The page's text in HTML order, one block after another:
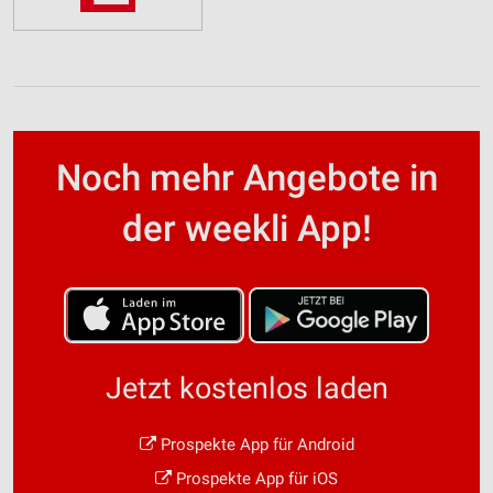
Noch mehr Angebote in
der weekli App!
Jetzt kostenlos laden
Prospekte App für Android
Prospekte App für iOS